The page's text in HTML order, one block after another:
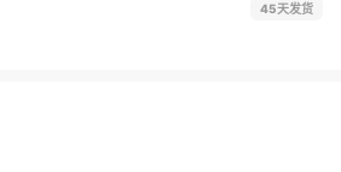
45天发货